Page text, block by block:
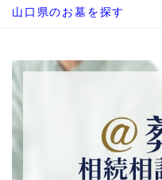
山口県のお墓を探す